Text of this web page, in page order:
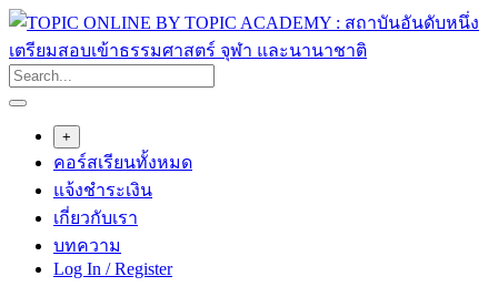
Skip
content
+
คอร์สเรียนทั้งหมด
แจ้งชำระเงิน
เกี่ยวกับเรา
บทความ
Log In / Register